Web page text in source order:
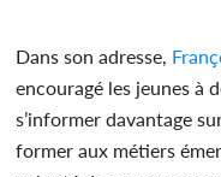
Dans son adresse,
encouragé les jeunes à
s’informer davantage
former aux métiers